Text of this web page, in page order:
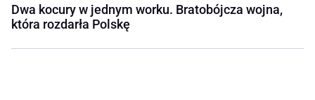
Dwa kocury w jednym worku. Bratobójcza wojna,
która rozdarła Polskę